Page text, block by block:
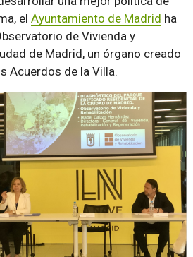
el Ayuntamiento de Madrid ha
de Vivienda y
de Madrid, un órgano creado
Acuerdos de la Villa.